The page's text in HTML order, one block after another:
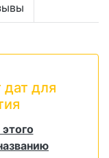
дат для